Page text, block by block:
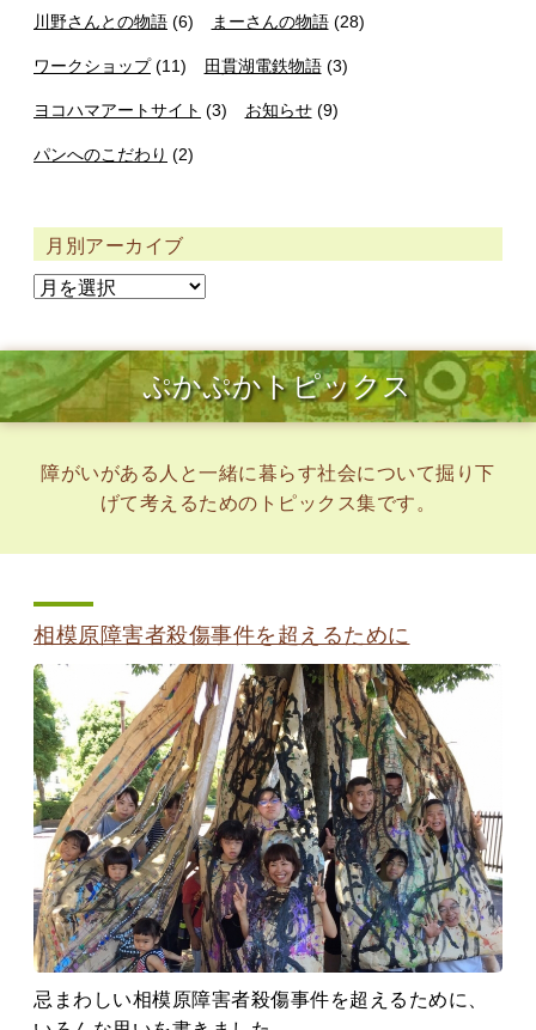
川野さんとの物語 (6) まーさんの物語(28)
ワークショップ(11) 田貫湖電鉄物語(3)
ヨコハマアートサイト (3) お知らせ(9)
パンへのこだわり (2)
月別アーカイブ
ぷかぷかトピックス
障がいがある人と一緒に暮らす社会について掘り下
げて考えるためのトピックス集です。
相模原障害者殺傷事件を超えるために
忌まわしい相模原障害者殺傷事件を超えるために、